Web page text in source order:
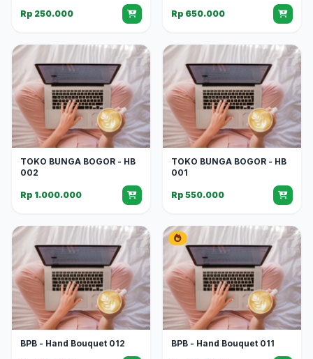
Rp 250.000 Rp 650.000
TOKO BUNGA BOGOR - HB
002
Rp 1.000.000
TOKO BUNGA BOGOR - HB
001
Rp 550.000
BPB - Hand Bouquet 012 BPB - Hand Bouquet 011